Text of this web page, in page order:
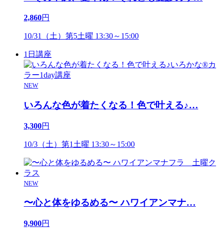
2,860円
10/31（土）第5土曜 13:30～15:00
1日講座
NEW
いろんな色が着たくなる！色で叶える♪…
3,300円
10/3（土）第1土曜 13:30～15:00
NEW
〜心と体をゆるめる〜 ハワイアンマナ…
9,900円